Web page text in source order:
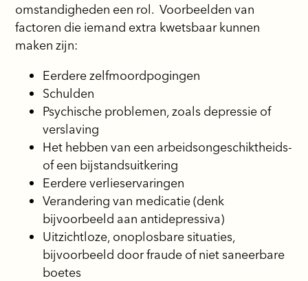
omstandigheden een rol. Voorbeelden van
factoren die iemand extra kwetsbaar kunnen
maken zijn:
Eerdere zelfmoordpogingen
Schulden
Psychische problemen, zoals depressie of
verslaving
Het hebben van een arbeidsongeschiktheids-
of een bijstandsuitkering
Eerdere verlieservaringen
Verandering van medicatie (denk
bijvoorbeeld aan antidepressiva)
Uitzichtloze, onoplosbare situaties,
bijvoorbeeld door fraude of niet saneerbare
boetes